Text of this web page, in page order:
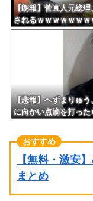
【朗報】菅直人元総理
されるｗｗｗｗｗｗｗ
ｗｗｗｗｗｗｗ
【悲報】へずまりゅ
に向かい点滴を打っ
【無料・激安
まとめ